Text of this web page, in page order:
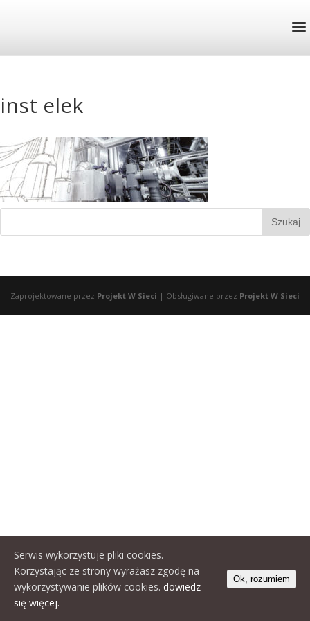
inst elek
Zaprojektowane przez Projekt W Sieci | Obsługiwane przez Projekt W Sieci
Serwis wykorzystuje pliki cookies.
Korzystając ze strony wyrażasz zgodę na
wykorzystywanie plików cookies. dowiedz
się więcej.
Ok, rozumiem